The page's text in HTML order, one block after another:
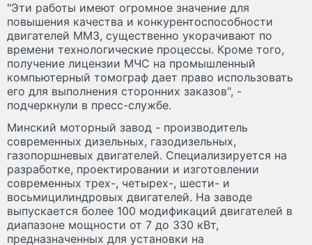
"Эти работы имеют огромное значение для
повышения качества и конкурентоспособности
двигателей ММЗ, существенно укорачивают по
времени технологические процессы. Кроме того,
получение лицензии МЧС на промышленный
компьютерный томограф дает право использовать
его для выполнения сторонних заказов", -
подчеркнули в пресс-службе.
Минский моторный завод - производитель
современных дизельных, газодизельных,
газопоршневых двигателей. Специализируется на
разработке, проектировании и изготовлении
современных трех-, четырех-, шести- и
восьмицилиндровых двигателей. На заводе
выпускается более 100 модификаций двигателей в
диапазоне мощности от 7 до 330 кВт,
предназначенных для установки на